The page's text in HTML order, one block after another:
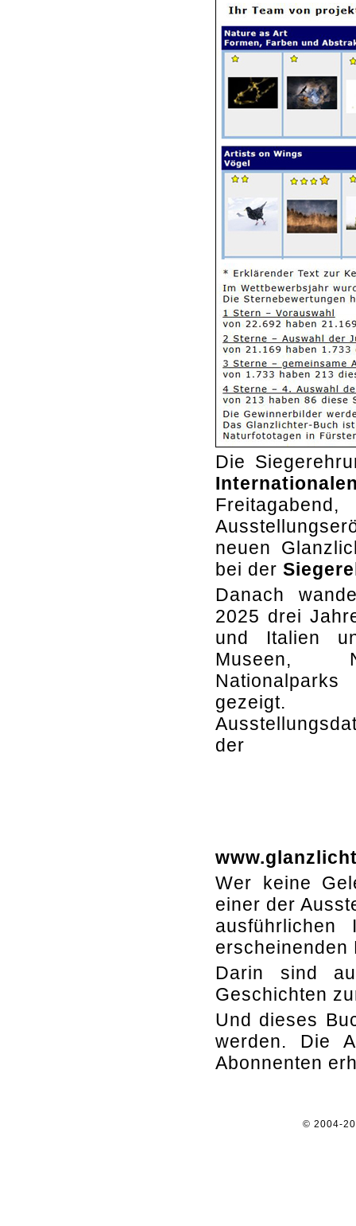
Die
neuen
bei der
Danach
2025 drei
und Italien
Museen,
gezeigt.
der
Wer keine
einer der
erscheinenden
Darin sind
Geschichten
Und dieses
werden. Die
Abonnenten
© 2004-